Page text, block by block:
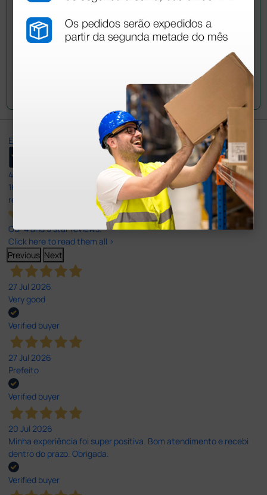
Envie a sua questão
Excellent
4,8
165
reviews
Our 4 and 5 star reviews.
Click here to read them all >
Previous Next
27 Jul 2026
Very good
Verified buyer
27 Jul 2026
Prefeito
Verified buyer
20 Jul 2026
Minha experiência foi super positiva. Bom atendimento e recebi
dentro do prazo. Obrigada.
Verified buyer